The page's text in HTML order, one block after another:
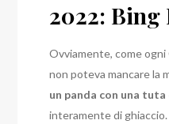
2022: Bing
Ovviamente, come
non poteva mancare la
un panda con una
interamente di